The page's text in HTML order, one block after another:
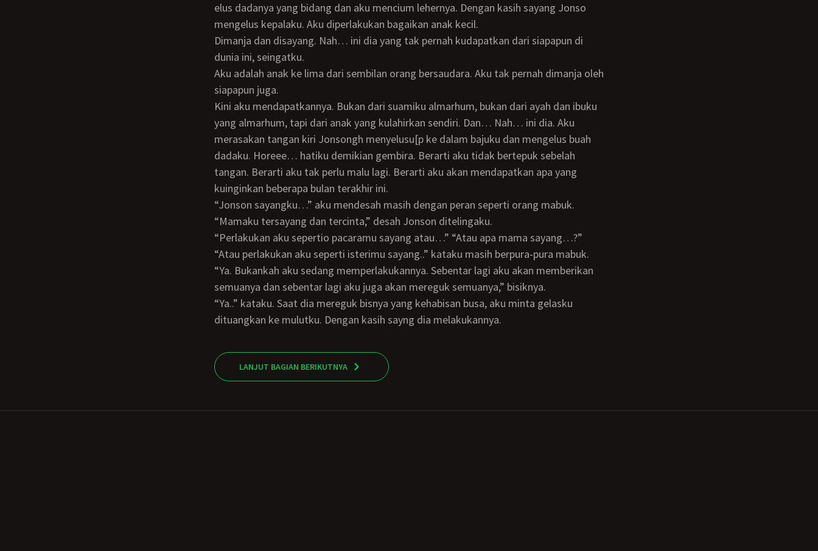
elus dadanya yang bidang dan aku mencium lehernya. Dengan kasih sayang Jonso
mengelus kepalaku. Aku diperlakukan bagaikan anak kecil.
Dimanja dan disayang. Nah… ini dia yang tak pernah kudapatkan dari siapapun di
dunia ini, seingatku.
Aku adalah anak ke lima dari sembilan orang bersaudara. Aku tak pernah dimanja oleh
siapapun juga.
Kini aku mendapatkannya. Bukan dari suamiku almarhum, bukan dari ayah dan ibuku
yang almarhum, tapi dari anak yang kulahirkan sendiri. Dan… Nah… ini dia. Aku
merasakan tangan kiri Jonsongh menyelusu[p ke dalam bajuku dan mengelus buah
dadaku. Horeee… hatiku demikian gembira. Berarti aku tidak bertepuk sebelah
tangan. Berarti aku tak perlu malu lagi. Berarti aku akan mendapatkan apa yang
kuinginkan beberapa bulan terakhir ini.
“Jonson sayangku…” aku mendesah masih dengan peran seperti orang mabuk.
“Mamaku tersayang dan tercinta,” desah Jonson ditelingaku.
“Perlakukan aku sepertio pacaramu sayang atau…” “Atau apa mama sayang…?”
“Atau perlakukan aku seperti isterimu sayang..” kataku masih berpura-pura mabuk.
“Ya. Bukankah aku sedang memperlakukannya. Sebentar lagi aku akan memberikan
semuanya dan sebentar lagi aku juga akan mereguk semuanya,” bisiknya.
“Ya..” kataku. Saat dia mereguk bisnya yang kehabisan busa, aku minta gelasku
dituangkan ke mulutku. Dengan kasih sayng dia melakukannya.
LANJUT BAGIAN BERIKUTNYA